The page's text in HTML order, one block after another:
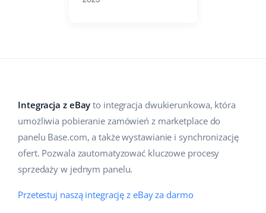
Automatyzacja cen
AI dla e-commerce
Obsługa klienta
Ekosystem
Supermarket
Zdrowie i uroda
Moda
Wdrożenia systemu
Konsultacje i szkolenia
deutsch
Ελληνικά
español (AR)
español (MX)
Integracja z eBayto integracja dwukierunkowa, która
umożliwia pobieranie zamówień z marketplace do
panelu Base.com, a także wystawianie i synchronizację
ofert. Pozwala zautomatyzować kluczowe procesy
sprzedaży w jednym panelu.
Przetestuj naszą integrację z eBay za darmo